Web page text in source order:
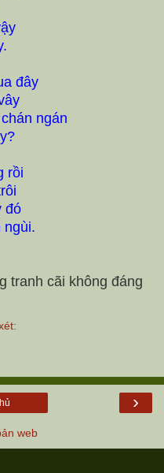
đây
ngán
rồi
đó
ngùi.
tranh cãi không đáng
›
web